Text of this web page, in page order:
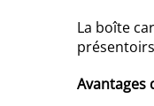
La boîte
Avantages